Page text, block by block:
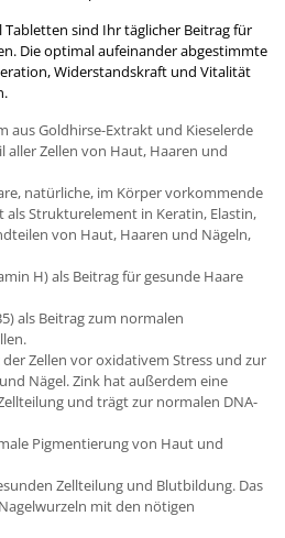
Tabletten sind Ihr täglicher Beitrag für
Die optimal aufeinander abgestimmte
Widerstandskraft und Vitalität
aus Goldhirse-Extrakt und Kieselerde
aller Zellen von Haut, Haaren und
natürliche, im Körper vorkommende
als Strukturelement in Keratin, Elastin,
von Haut, Haaren und Nägeln,
H) als Beitrag für gesunde Haare
als Beitrag zum normalen
Zellen vor oxidativem Stress und zur
Nägel. Zink hat außerdem eine
und trägt zur normalen DNA-
Pigmentierung von Haut und
Zellteilung und Blutbildung. Das
mit den nötigen